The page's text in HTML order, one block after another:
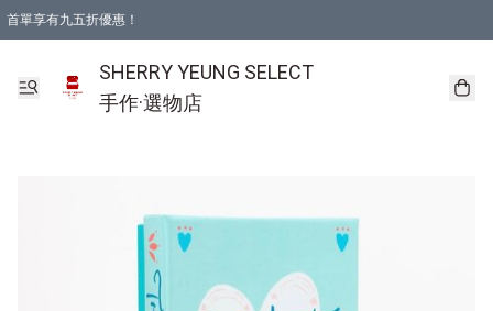
首單享有九五折優惠！
SHERRY YEUNG SELECT
手作·選物店